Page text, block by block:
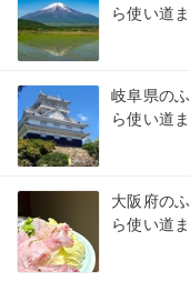
ら使い道
岐阜県の
ら使い道
大阪府の
ら使い道